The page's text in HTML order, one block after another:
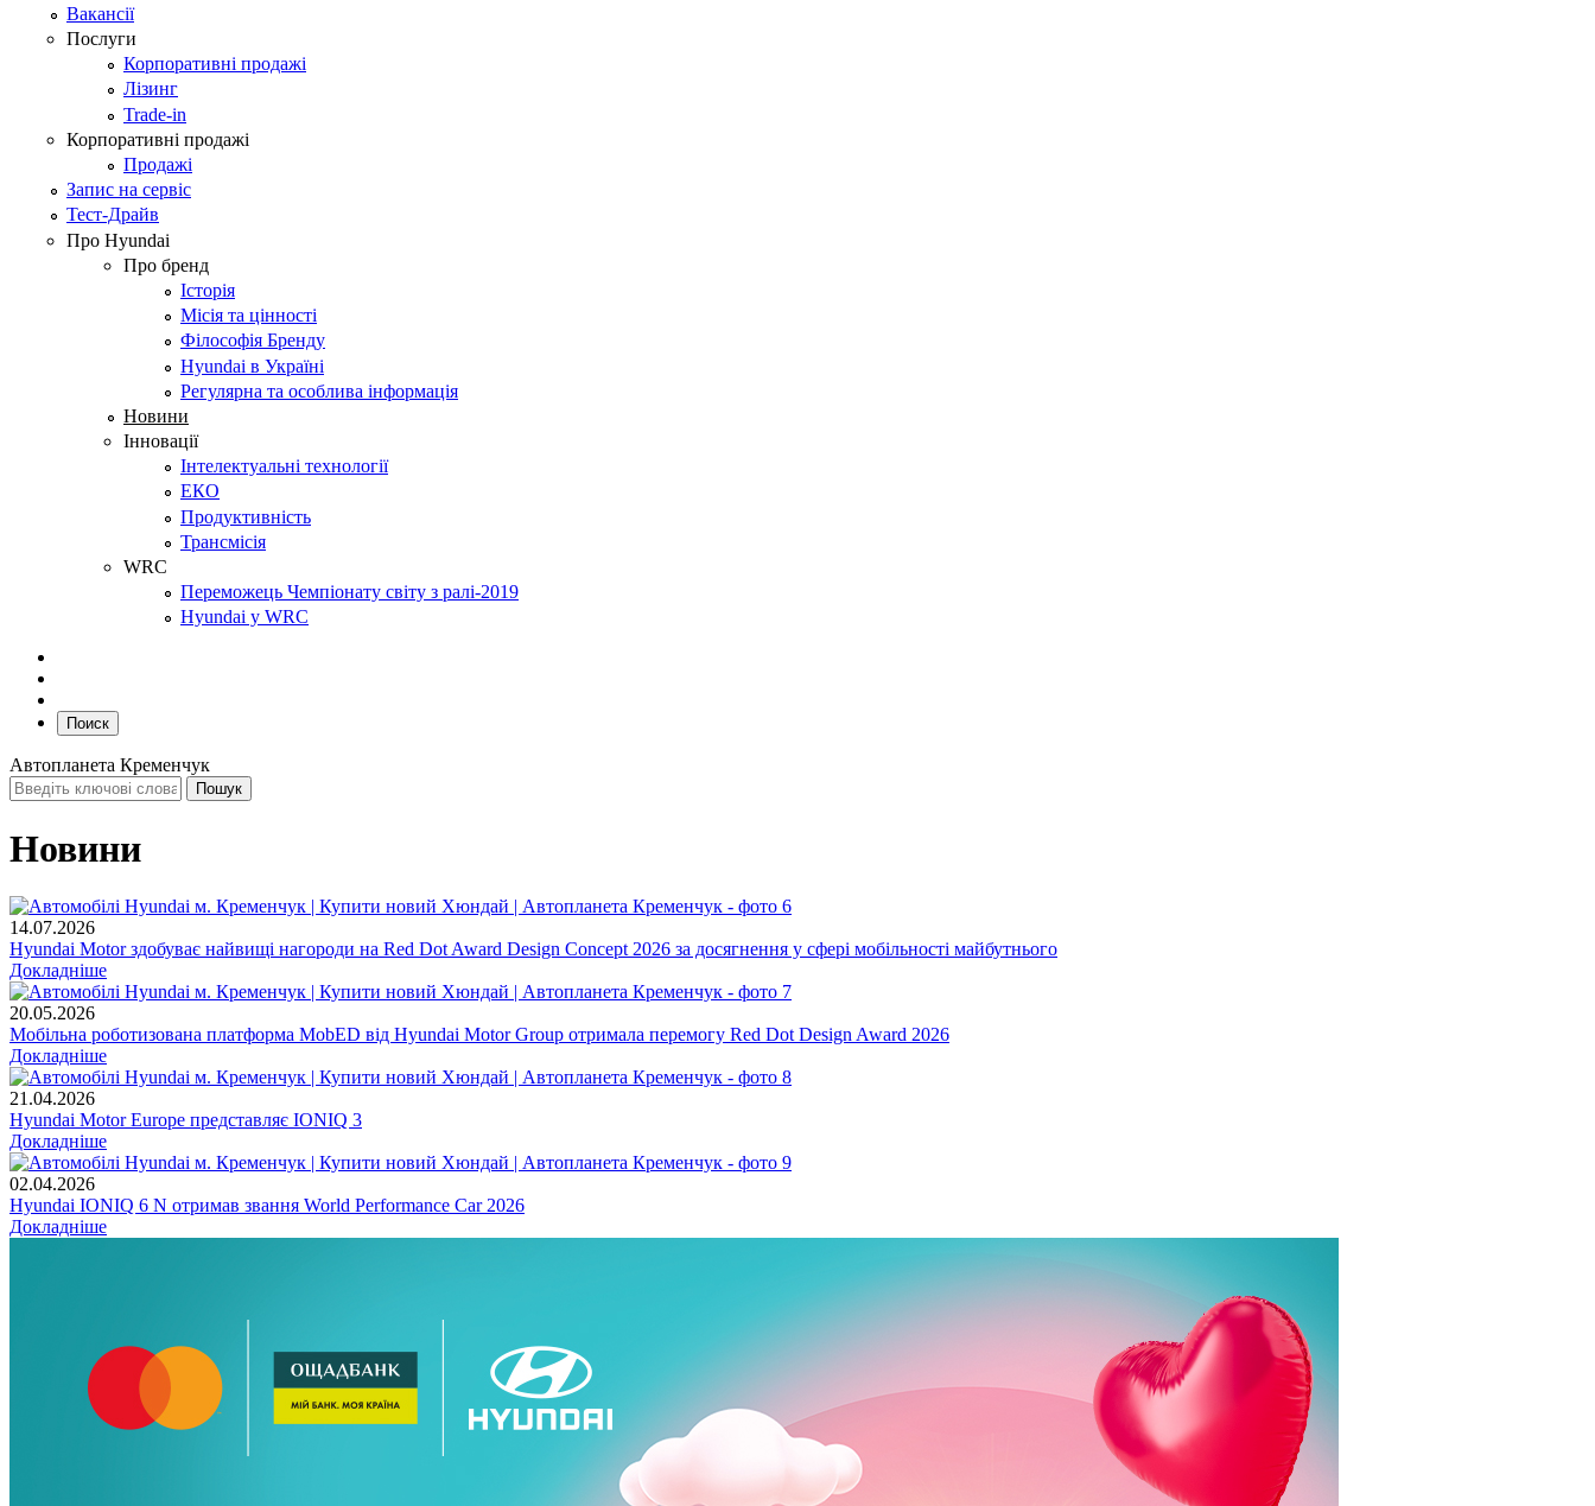
Вакансії
Послуги
Корпоративні продажі
Лізинг
Trade-in
Корпоративні продажі
Продажі
Запис на сервіс
Тест-Драйв
Про Hyundai
Про бренд
Історія
Місія та цінності
Філософія Бренду
Hyundai в Україні
Регулярна та особлива інформація
Новини
Інновації
Інтелектуальні технології
ЕКО
Продуктивність
Трансмісія
WRC
Переможець Чемпіонату світу з ралі-2019
Hyundai у WRC
Поиск
Автопланета Кременчук
Новини
14.07.2026
Hyundai Motor здобуває найвищі нагороди на Red Dot Award Design Concept 2026 за досягнення у сфері мобільності майбутнього
Докладніше
20.05.2026
Мобільна роботизована платформа MobED від Hyundai Motor Group отримала перемогу Red Dot Design Award 2026
Докладніше
21.04.2026
Hyundai Motor Europe представляє IONIQ 3
Докладніше
02.04.2026
Hyundai IONIQ 6 N отримав звання World Performance Car 2026
Докладніше